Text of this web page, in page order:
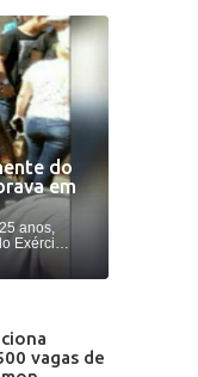
do
em
anos,
Exérci…
vagas de